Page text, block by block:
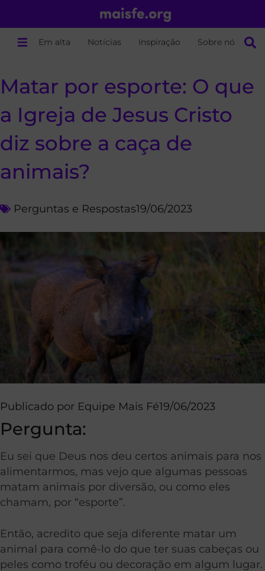
Em alta Notícias Inspiração Sobre nós
Matar por esporte: O que
a Igreja de Jesus Cristo
diz sobre a caça de
animais?
Perguntas e Respostas19/06/2023
Publicado por Equipe Mais Fé19/06/2023
Pergunta:
Eu sei que Deus nos deu certos animais para nos
alimentarmos, mas vejo que algumas pessoas
matam animais por diversão, ou como eles
chamam, por “esporte”.
Então, acredito que seja diferente matar um
animal para comê-lo do que ter suas cabeças ou
peles como troféu ou decoração em algum lugar.